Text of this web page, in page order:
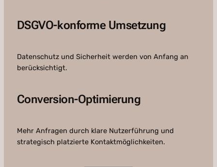
DSGVO-konforme Umsetzung
Datenschutz und Sicherheit werden von Anfang an
berücksichtigt.
Conversion-Optimierung
Mehr Anfragen durch klare Nutzerführung und
strategisch platzierte Kontaktmöglichkeiten.